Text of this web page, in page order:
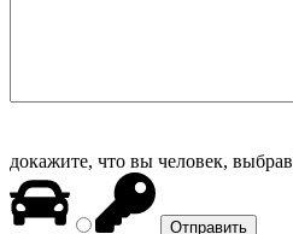
докажите, что вы человек, выбрав